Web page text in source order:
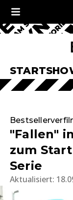
START
"Fallen"
zum
Serie
Aktualisiert: